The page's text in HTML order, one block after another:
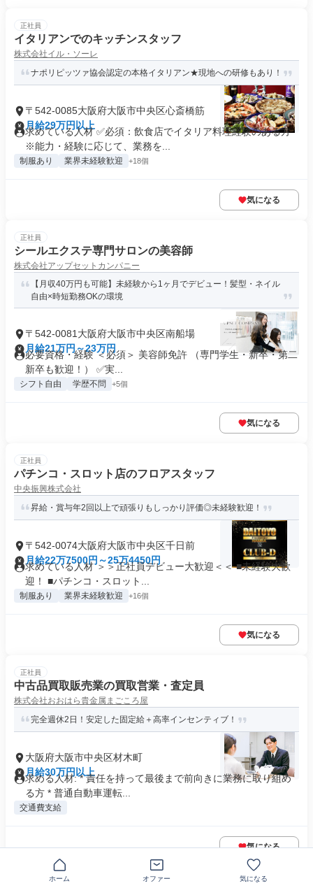
正社員
イタリアンでのキッチンスタッフ
株式会社イル・ソーレ
ナポリピッツァ協会認定の本格イタリアン★現地への研修もあり！
〒542-0085大阪府大阪市中央区心斎橋筋
月給29万円以上
求めている人材 ✅必須：飲食店でイタリア料理経験のある方
※能力・経験に応じて、業務を...
制服あり 業界未経験歓迎 +18個
気になる
正社員
シールエクステ専門サロンの美容師
株式会社アップセットカンパニー
【月収40万円も可能】未経験から1ヶ月でデビュー！髪型・ネイル
自由×時短勤務OKの環境
〒542-0081大阪府大阪市中央区南船場
月給21万円～23万円
必要資格・経験 ＜必須＞ 美容師免許 （専門学生・新卒・第二
新卒も歓迎！） ✅実...
シフト自由 学歴不問 +5個
気になる
正社員
パチンコ・スロット店のフロアスタッフ
中央振興株式会社
昇給・賞与年2回以上で頑張りもしっかり評価◎未経験歓迎！
〒542-0074大阪府大阪市中央区千日前
月給22万7500円～25万4450円
求めている人材 ＞＞正社員デビュー大歓迎＜＜ ■未経験大歓
迎！ ■パチンコ・スロット...
制服あり 業界未経験歓迎 +16個
気になる
正社員
中古品買取販売業の買取営業・査定員
株式会社おおはら貴金属まごころ屋
完全週休2日！安定した固定給＋高率インセンティブ！
大阪府大阪市中央区材木町
月給30万円以上
求める人材: * 責任を持って最後まで前向きに業務に取り組め
る方 * 普通自動車運転...
交通費支給
気になる
ホーム オファー 気になる